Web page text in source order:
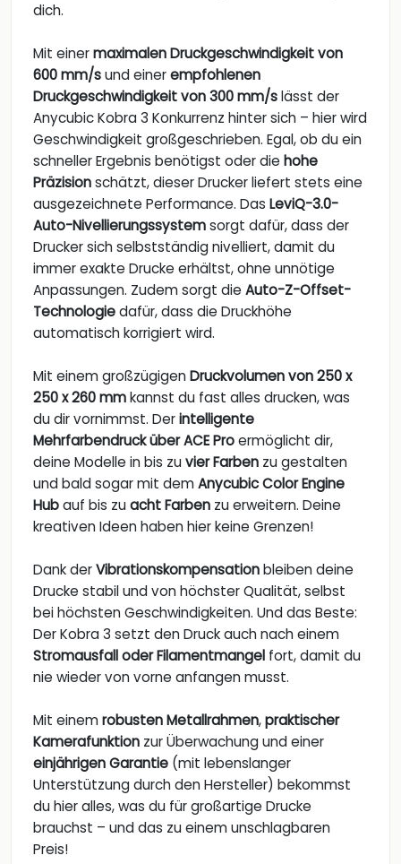
dich.
Mit einermaximalen Druckgeschwindigkeit von
600 mm/sund einerempfohlenen
Druckgeschwindigkeit von 300 mm/slässt der
Anycubic Kobra 3 Konkurrenz hinter sich – hier wird
Geschwindigkeit großgeschrieben. Egal, ob du ein
schneller Ergebnis benötigst oder die hohe
Präzisionschätzt, dieser Drucker liefert stets eine
ausgezeichnete Performance. Das LeviQ-3.0-
Auto-Nivellierungssystemsorgt dafür, dass der
Drucker sich selbstständig nivelliert, damit du
immer exakte Drucke erhältst, ohne unnötige
Anpassungen. Zudem sorgt die Auto-Z-Offset-
Technologiedafür, dass die Druckhöhe
automatisch korrigiert wird.
Mit einem großzügigenDruckvolumen von 250 x
250 x 260 mmkannst du fast alles drucken, was
du dir vornimmst. Derintelligente
Mehrfarbendruck über ACE Proermöglicht dir,
deine Modelle in bis zuvier Farben zu gestalten
und bald sogar mit demAnycubic Color Engine
Hubauf bis zuacht Farben zu erweitern. Deine
kreativen Ideen haben hier keine Grenzen!
Dank derVibrationskompensationbleiben deine
Drucke stabil und von höchster Qualität, selbst
bei höchsten Geschwindigkeiten. Und das Beste:
Der Kobra 3 setzt den Druck auch nach einem
Stromausfall oder Filamentmangel fort, damit du
nie wieder von vorne anfangen musst.
Mit einemrobusten Metallrahmen,praktischer
Kamerafunktion zur Überwachung und einer
einjährigen Garantie (mit lebenslanger
Unterstützung durch den Hersteller) bekommst
du hier alles, was du für großartige Drucke
brauchst – und das zu einem unschlagbaren
Preis!